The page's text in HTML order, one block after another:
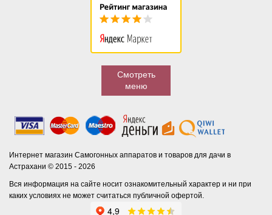
Смотреть
меню
Интернет магазин Самогонных аппаратов и товаров для дачи в
Астрахани © 2015 - 2026
Вся информация на сайте носит ознакомительный характер и ни при
каких условиях не может считаться публичной офертой.